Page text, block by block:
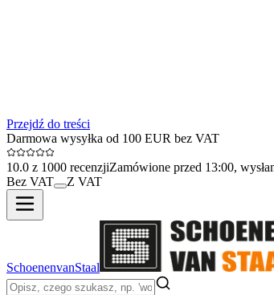
Przejdź do treści
Darmowa wysyłka od 100 EUR bez VAT
10.0 z 1000 recenzjiZamówione przed 13:00,
Bez VAT
Z VAT
SchoenenvanStaal